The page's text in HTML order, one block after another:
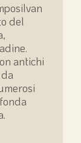
del
antichi